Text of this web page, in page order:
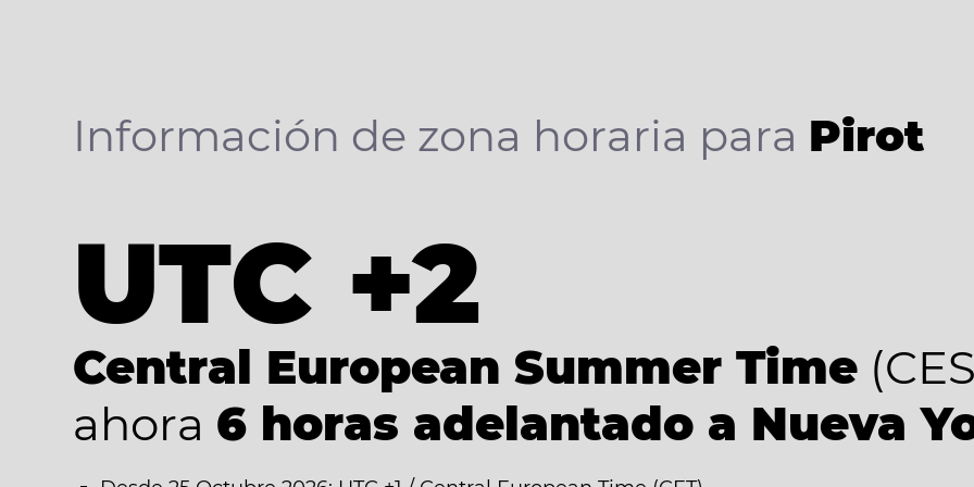
Información de zona horaria para Pirot
UTC +2
Central European Summer Time
ahora 6 horas adelantado a Nueva